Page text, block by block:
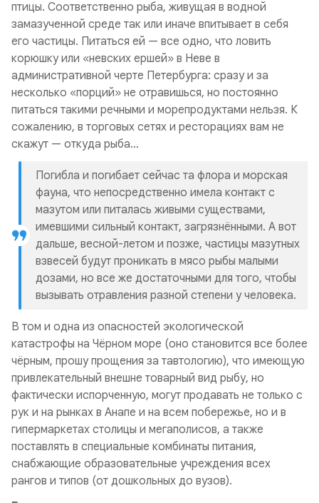
птицы. Соответственно рыба, живущая в водной
замазученной среде так или иначе впитывает в себя
его частицы. Питаться ей — все одно, что ловить
корюшку или «невских ершей» в Неве в
административной черте Петербурга: сразу и за
несколько «порций» не отравишься, но постоянно
питаться такими речными и морепродуктами нельзя. К
сожалению, в торговых сетях и ресторациях вам не
скажут — откуда рыба…
Погибла и погибает сейчас та флора и морская
фауна, что непосредственно имела контакт с
мазутом или питалась живыми существами,
имевшими сильный контакт, загрязнёнными. А вот
дальше, весной-летом и позже, частицы мазутных
взвесей будут проникать в мясо рыбы малыми
дозами, но все же достаточными для того, чтобы
вызывать отравления разной степени у человека.
В том и одна из опасностей экологической
катастрофы на Чёрном море (оно становится все более
чёрным, прошу прощения за тавтологию), что имеющую
привлекательный внешне товарный вид рыбу, но
фактически испорченную, могут продавать не только с
рук и на рынках в Анапе и на всем побережье, но и в
гипермаркетах столицы и мегаполисов, а также
поставлять в специальные комбинаты питания,
снабжающие образовательные учреждения всех
рангов и типов (от дошкольных до вузов).